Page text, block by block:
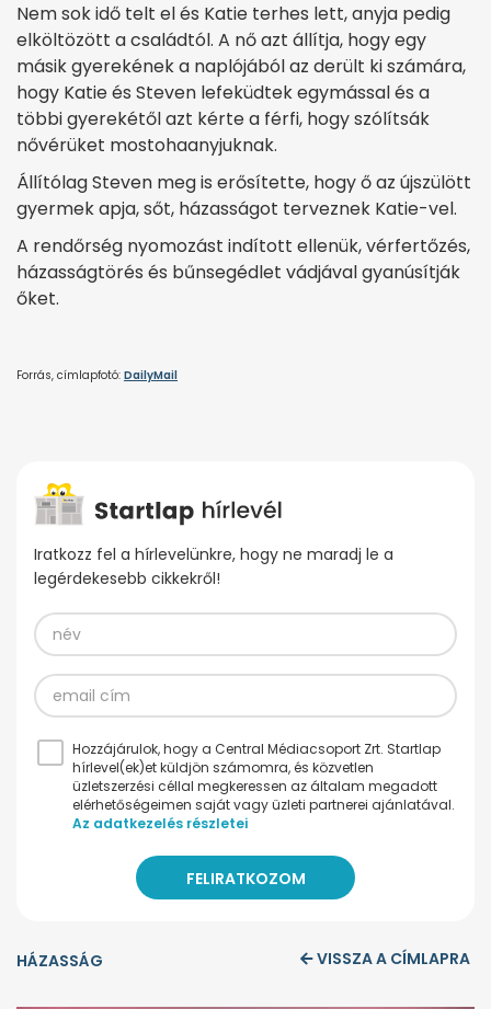
Nem sok idő telt el és Katie terhes lett, anyja pedig
elköltözött a családtól. A nő azt állítja, hogy egy
másik gyerekének a naplójából az derült ki számára,
hogy Katie és Steven lefeküdtek egymással és a
többi gyerekétől azt kérte a férfi, hogy szólítsák
nővérüket mostohaanyjuknak.
Állítólag Steven meg is erősítette, hogy ő az újszülött
gyermek apja, sőt, házasságot terveznek Katie-vel.
A rendőrség nyomozást indított ellenük, vérfertőzés,
házasságtörés és bűnsegédlet vádjával gyanúsítják
őket.
Forrás, címlapfotó: DailyMail
Iratkozz fel a hírlevelünkre, hogy ne maradj le a
legérdekesebb cikkekről!
Hozzájárulok, hogy a Central Médiacsoport Zrt. Startlap
hírlevel(ek)et küldjön számomra, és közvetlen
üzletszerzési céllal megkeressen az általam megadott
elérhetőségeimen saját vagy üzleti partnerei ajánlatával.
Az adatkezelés részletei
HÁZASSÁG VISSZA A CÍMLAPRA